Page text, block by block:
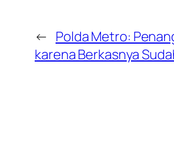
← Polda Metro:
karena Berkasnya